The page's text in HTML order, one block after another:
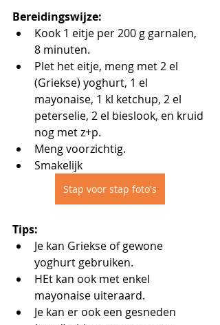
Bereidingswijze:
Kook 1 eitje per 200 g garnalen,
8 minuten.
Plet het eitje, meng met 2 el
(Griekse) yoghurt, 1 el
mayonaise, 1 kl ketchup, 2 el
peterselie, 2 el bieslook, en kruid
nog met z+p.
Meng voorzichtig.
Smakelijk
Stap voor stap foto's
Tips:
Je kan Griekse of gewone
yoghurt gebruiken.
HEt kan ook met enkel
mayonaise uiteraard.
Je kan er ook een gesneden